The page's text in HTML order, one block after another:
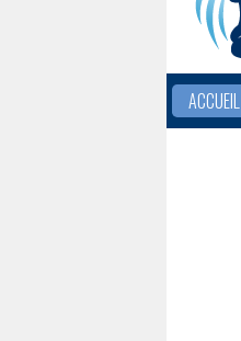
ACCUEIL